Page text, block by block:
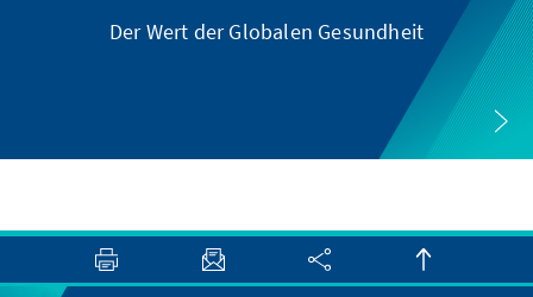
Der Wert der Globalen Gesundheit